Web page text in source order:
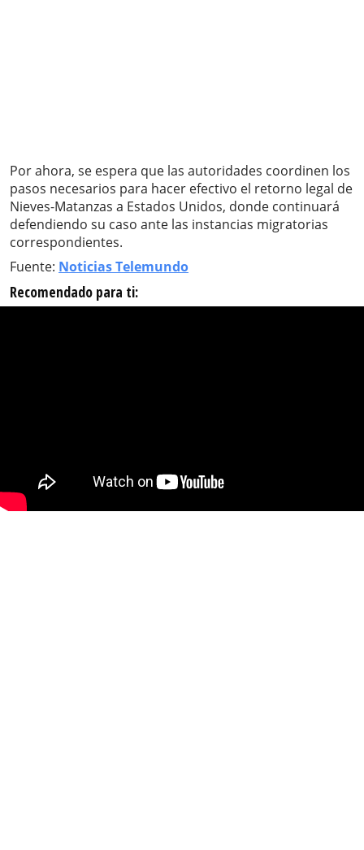
Por ahora, se espera que las autoridades coordinen los
pasos necesarios para hacer efectivo el retorno legal de
Nieves-Matanzas a Estados Unidos, donde continuará
defendiendo su caso ante las instancias migratorias
correspondientes.
Fuente: Noticias Telemundo
Recomendado para ti: